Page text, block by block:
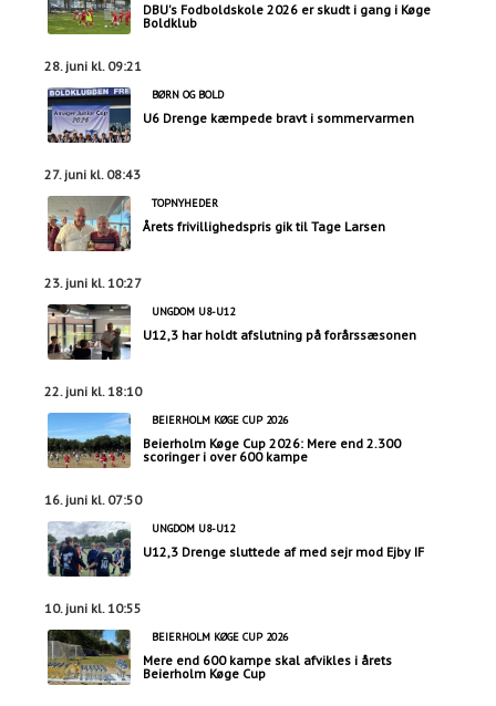
DBU's Fodboldskole 2026 er skudt i gang i Køge
Boldklub
28. juni kl. 09:21
BØRN OG BOLD
U6 Drenge kæmpede bravt i sommervarmen
27. juni kl. 08:43
TOPNYHEDER
Årets frivillighedspris gik til Tage Larsen
23. juni kl. 10:27
UNGDOM U8-U12
U12,3 har holdt afslutning på forårssæsonen
22. juni kl. 18:10
BEIERHOLM KØGE CUP 2026
Beierholm Køge Cup 2026: Mere end 2.300
scoringer i over 600 kampe
16. juni kl. 07:50
UNGDOM U8-U12
U12,3 Drenge sluttede af med sejr mod Ejby IF
10. juni kl. 10:55
BEIERHOLM KØGE CUP 2026
Mere end 600 kampe skal afvikles i årets
Beierholm Køge Cup